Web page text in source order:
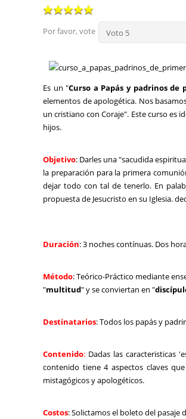
Por favor, vote
Es un "Curso a Papás y padrinos
elementos de apologética. Nos
un cristiano con Coraje". Este curso es
hijos.
Objetivo: Darles una "sacudida
la preparación para la primera
dejar todo con tal de tenerlo. En
propuesta de Jesucristo en su Iglesia.
Duración: 3 noches contínuas. Dos
Método: Teórico-Práctico mediante
"multitud" y se conviertan en "
Destinatarios: Todos los papás y
Contenido: Dadas las caracteristicas
contenido tiene 4 aspectos claves
mistagógicos y apologéticos.
Costos: Solictamos el boleto del